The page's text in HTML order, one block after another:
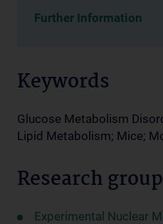
Further Information
Keywords
Glucose Metabolism
Lipid Metabolism; Mice;
Research
Experimental Nuclear